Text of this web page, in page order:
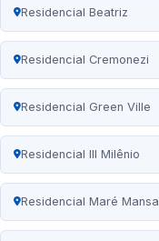
Residencial Beatriz
Residencial Cremonezi
Residencial Green Ville
Residencial III Milênio
Residencial Maré Mansa